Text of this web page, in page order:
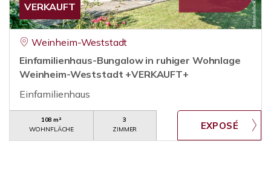
VERKAUFT
Weinheim-Weststadt
Einfamilienhaus-Bungalow in ruhiger Wohnlage
Weinheim-Weststadt +VERKAUFT+
Einfamilienhaus
108 m²
WOHNFLÄCHE
3
ZIMMER